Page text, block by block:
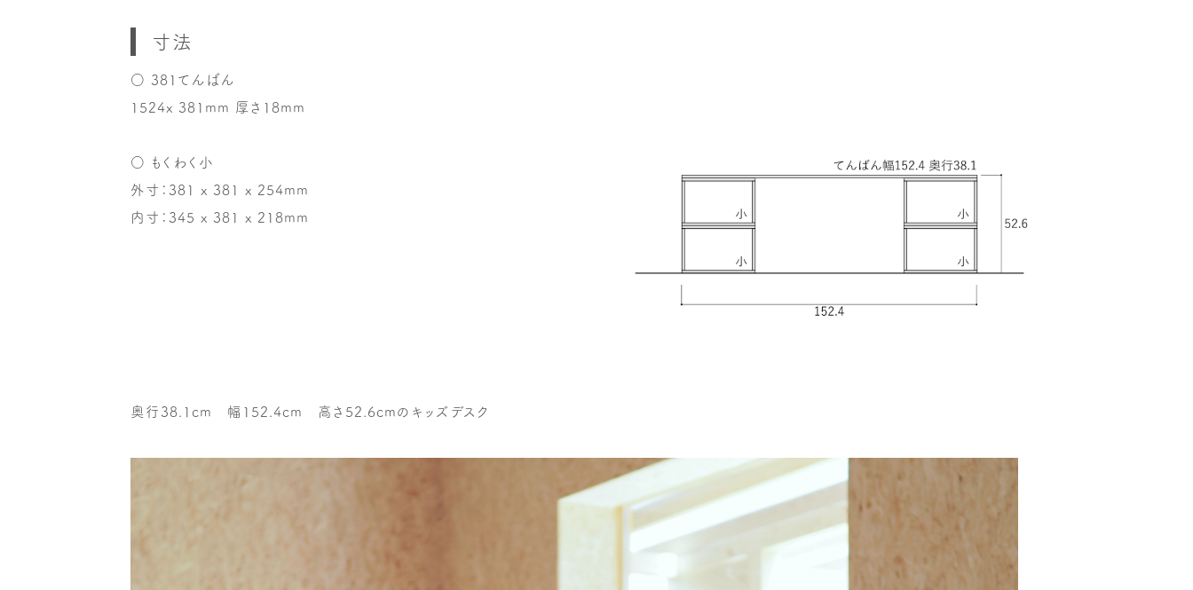
寸法
○ 381てんばん
1524x 381mm 厚さ18mm
○ もくわく小
外寸：381 x 381 x 254mm
内寸：345 x 381 x 218mm
奥行38.1cm 幅152.4cm 高さ52.6cmのキッズデスク